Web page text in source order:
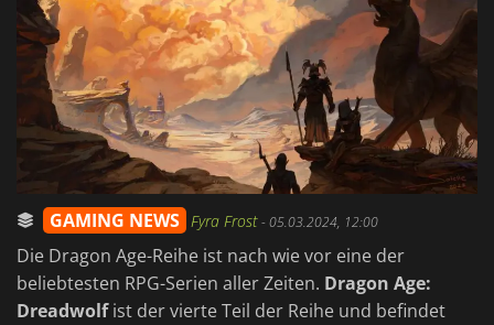
GAMING NEWS Fyra Frost-05.03.2024, 12:00
Die Dragon Age-Reihe ist nach wie vor eine der
beliebtesten RPG-Serien aller Zeiten. Dragon Age:
Dreadwolfist der vierte Teil der Reihe und befindet